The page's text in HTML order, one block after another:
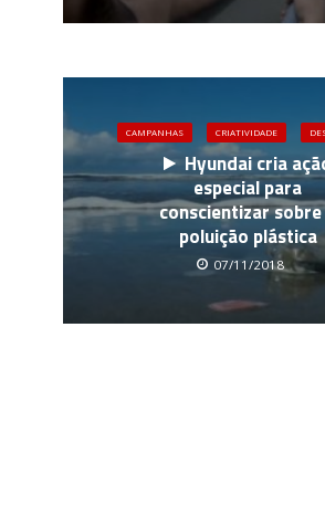
CAMPANHAS CRIATIVIDADE
Hyundai cria
especial para
conscientizar
poluição plástica
07/11/2018